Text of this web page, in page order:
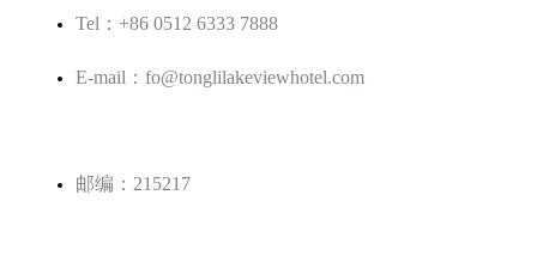
Tel：+86 0512 6333 7888
E-mail：fo@tonglilakeviewhotel.com
邮编：215217